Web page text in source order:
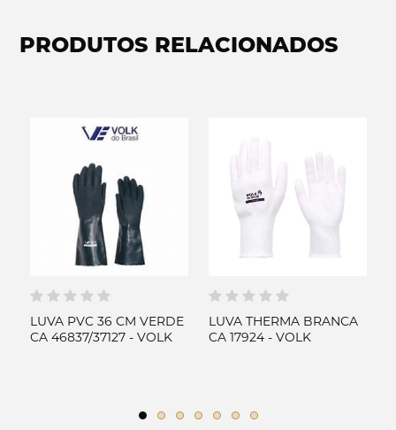
PRODUTOS RELACIONADOS
LUVA PVC 36 CM VERDE
CA 46837/37127 - VOLK
LUVA THERMA BRANCA
CA 17924 - VOLK